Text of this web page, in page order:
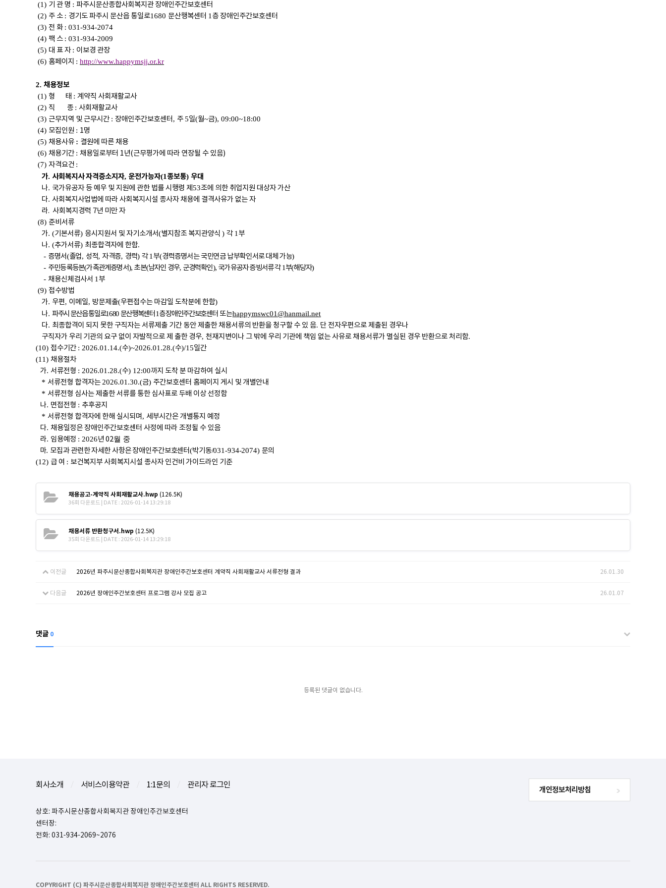
(1) 기 관 명 : 파주시문산종합사회복지관 장애인주간보호센터
(2) 주 소 : 경기도 파주시 문산읍 통일로1680 문산행복센터 1 층 장애인주간보호센터
(3) 전 화 : 031-934-2074
(4) 팩 스 : 031-934-2009
(5) 대 표 자: 이보경 관장
(6) 홈페이지 : http://www.happymsjj.or.kr
2. 채용정보
(1) 형 태 : 계약직 사회재활교사
(2) 직 종 : 사회재활교사
(3) 근무지역 및 근무시간 : 장애인주간보호센터 , 주5일(월~금), 09:00~18:00
(4) 모집인원 : 1명
(5) 채용사유 : 결원에 따른 채용
(6) 채용기간 : 채용일로부터 1년(근무평가에 따라 연장될 수 있음)
(7) 자격요건 :
가. 사회복지사 자격증소지자, 운전가능자(1종보통) 우대
나. 국가유공자 등 예우 및 지원에 관한 법률 시행령 제 53조에 의한 취업지원 대상자 가산
다. 사회복지사업법에 따라 사회복지시설 종사자 채용에 결격사유가 없는 자
라. 사회복지경력 7년 미만 자
(8) 준비서류
가. (기본서류) 응시지원서 및 자기소개서(별지참조 복지관양식 ) 각 1 부
나. (추가서류) 최종합격자에 한함.
- 증명서(졸업, 성적,자격증, 경력)각1 부(경력증명서는 국민연금 납부확인서로 대체 가능)
- 주민등록등본(가족관계증명서), 초본(남자인 경우, 군경력확인), 국가유공자 증빙서류 각1부(해당자)
- 채용신체검사서 1 부
(9) 접수방법
가. 우편, 이메일, 방문제출(우편접수는 마감일 도착분에 한함)
나. 파주시 문산읍 통일로1680 문산행복센터 1층 장애인주간보호센터 또는happymswc01@hanmail.net
다. 최종합격이 되지 못한 구직자는 서류제출 기간 동안 제출한 채용서류의 반환을 청구할 수 있 음. 단 전자우편으로 제출된 경우나
구직자가 우리 기관의 요구 없이 자발적으로 제 출한 경우, 천재지변이나 그 밖에 우리 기관에 책임 없는 사유로 채용서류가 멸실된 경우 반환으로 처리함.
(10) 접수기간 : 2026.01.14.(수)~2026.01.28.(수)/15일간
(11) 채용절차
가. 서류전형 : 2026.01.28.(수) 12:00까지 도착 분 마감하여 실시
* 서류전형 합격자는 2026.01.30.(금) 주간보호센터 홈페이지 게시 및 개별안내
* 서류전형 심사는 제출한 서류를 통한 심사표로 두배 이상 선정함
나. 면접전형 : 추후공지
* 서류전형 합격자에 한해 실시되며 , 세부시간은 개별통지 예정
다. 채용일정은 장애인주간보호센터 사정에 따라 조정될 수 있음
라. 임용예정 : 2026년 02월 중
마. 모집과 관련한 자세한 사항은 장애인주간보호센터(박기동/031-934-2074) 문의
(12) 급 여 : 보건복지부 사회복지시설 종사자 인건비 가이드라인 기준
채용공고-계약직 사회재활교사.hwp (126.5K)
36회 다운로드 | DATE : 2026-01-14 13:29:18
채용서류 반환청구서.hwp (12.5K)
35회 다운로드 | DATE : 2026-01-14 13:29:18
이전글 2026년 파주시문산종합사회복지관 장애인주간보호센터 계약직 사회재활교사 서류전형 결과 26.01.30
다음글 2026년 장애인주간보호센터 프로그램 강사 모집 공고 26.01.07
댓글 0
등록된 댓글이 없습니다.
회사소개 서비스이용약관 1:1문의 관리자 로그인
상호: 파주시문산종합사회복지관 장애인주간보호센터
센터장:
전화: 031-934-2069~2076
개인정보처리방침
COPYRIGHT (C) 파주시문산종합사회복지관 장애인주간보호센터 ALL RIGHTS RESERVED.